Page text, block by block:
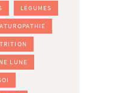
LÉGUMES
LUNE